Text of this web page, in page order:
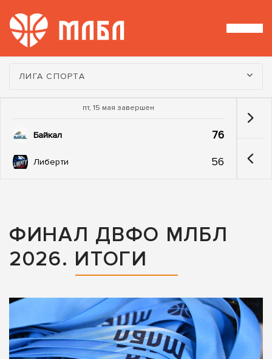
Турнир:
ЛИГА СПОРТА
пт, 15 мая завершен
Байкал 76
Либерти 56
ФИНАЛ ДВФО МЛБЛ
2026. ИТОГИ